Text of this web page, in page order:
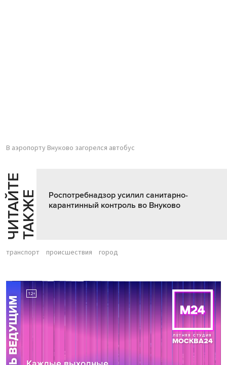
В аэропорту Внуково загорелся автобус
Ч
И
Т
АЙ
Т
Е
Т
А
К
ЖЕ
Роспотребнадзор усилил санитарно-
карантинный контроль во Внуково
транспорт происшествия город